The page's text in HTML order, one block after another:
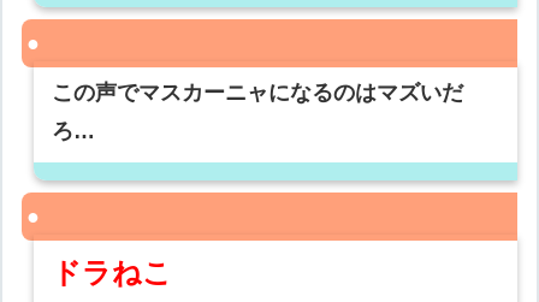
この声でマスカーニャになるのはマズいだ
ろ…
ドラねこ